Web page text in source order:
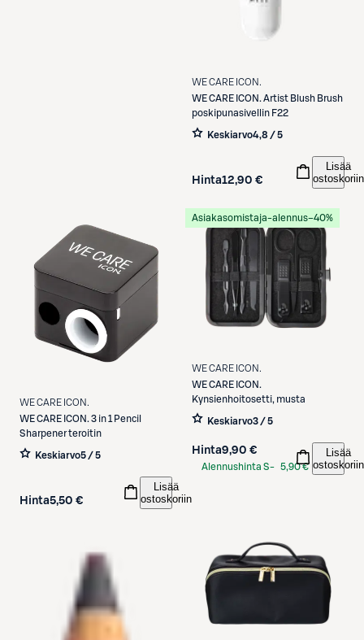
WE CARE ICON.
WE CARE ICON. Artist Blush Brush
poskipunasivellin F22
Keskiarvo4,8 / 5
Hinta12,90 €
Lisää
ostoskoriin
WE CARE ICON.
WE CARE ICON. 3 in 1 Pencil
Sharpener teroitin
Keskiarvo5 / 5
Hinta5,50 €
Lisää
ostoskoriin
Asiakasomistaja-alennus−40%
WE CARE ICON.
WE CARE ICON.
Kynsienhoitosetti, musta
Keskiarvo3 / 5
Hinta9,90 €
Alennushinta S- 5,90 €
Lisää
ostoskoriin